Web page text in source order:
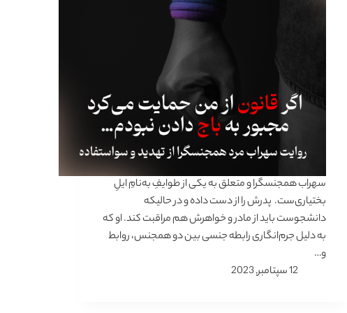
سهراب همجنسگرا و متعلق به یکی از طوایفِ به‌نامِ ایلِ
بختیاری‌ست. پدرش را از دست داده و در حالیکه
دانشجوست باید از مادر و خواهرش هم مراقبت کند. او که
به دلیل جرم‌انگاری رابطه جنسی بین دو همجنس، روابط
و…
12 سپتامبر, 2023